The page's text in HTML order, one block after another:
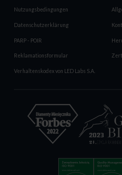
Nutzungsbedingungen
Datenschutzerklärung
PARP - POIR
Reklamationsformular
Verhaltenskodex von LED Labs S.A.